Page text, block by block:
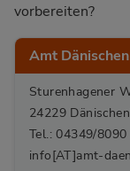
vorbereiten?
Amt
Sturenhagener
24229
Tel.: 04349/8090
info[AT]amt-